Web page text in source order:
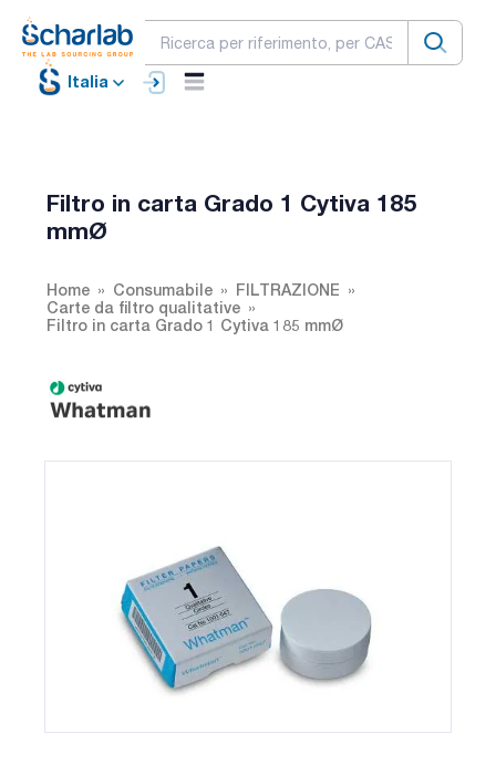
Italia
Filtro in carta Grado 1 Cytiva 185
mmØ
Home Consumabile
FILTRAZIONE
Carte da filtro qualitative
Filtro in carta Grado 1 Cytiva 185 mmØ